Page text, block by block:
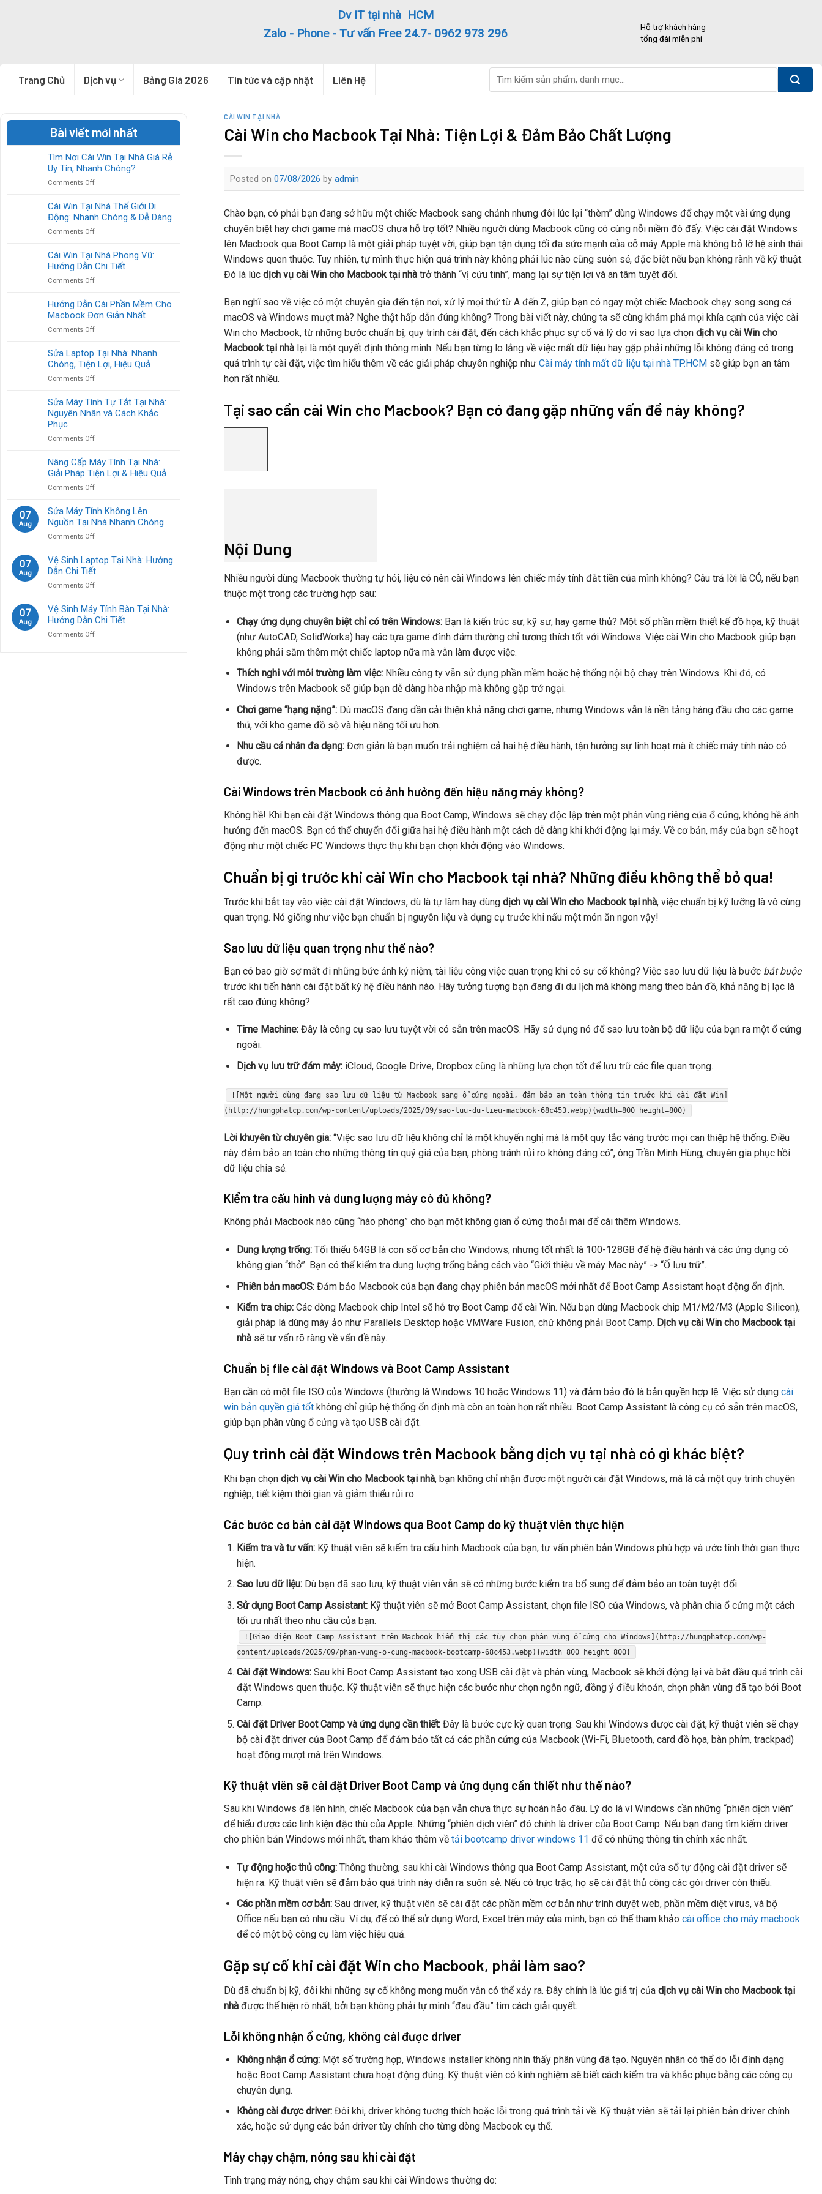
Dv IT tại nhà HCM
Zalo - Phone - Tư vấn Free 24.7- 0962 973 296
Hỗ trợ khách hàng
tổng đài miễn phí
Trang Chủ Dịch vụ Bảng Giá 2026 Tin tức và cập nhật Liên Hệ
for:
Bài viết mới nhất
Tìm Nơi Cài Win Tại Nhà Giá Rẻ
Uy Tín, Nhanh Chóng?
Comments Offon
Nơi
Cài
Giá
Rẻ
Uy
Chóng?
Cài Win Tại Nhà Thế Giới Di
Động: Nhanh Chóng & Dễ Dàng
Comments Offon
Win
Tại
Di
Động:
Nhanh
Dễ
Dàng
Cài Win Tại Nhà Phong Vũ:
Hướng Dẫn Chi Tiết
Comments Offon
Win
Tại
Nhà
Hướng
Dẫn
Chi
Hướng Dẫn Cài Phần Mềm Cho
Macbook Đơn Giản Nhất
Comments Offon
Dẫn
Cài
Phần
Macbook
Đơn
Sửa Laptop Tại Nhà: Nhanh
Chóng, Tiện Lợi, Hiệu Quả
Comments Offon
Laptop
Tại
Lợi,
Hiệu
Sửa Máy Tính Tự Tắt Tại Nhà:
Nguyên Nhân và Cách Khắc
Phục
Comments Offon
Máy
Tính
Tự
Nhà:
Nguyên
Nhân
Khắc
Phục
Nâng Cấp Máy Tính Tại Nhà:
Giải Pháp Tiện Lợi & Hiệu Quả
Comments Offon
Cấp
Máy
Giải
Pháp
Tiện
Hiệu
Quả
07
Aug
Sửa Máy Tính Không Lên
Nguồn Tại Nhà Nhanh Chóng
Comments Offon
Máy
Tính
Tại
Nhà
Nhanh
07
Aug
Vệ Sinh Laptop Tại Nhà: Hướng
Dẫn Chi Tiết
Comments Offon
Sinh
Laptop
07
Aug
Vệ Sinh Máy Tính Bàn Tại Nhà:
Hướng Dẫn Chi Tiết
Comments Offon
CÀI WIN TẠI NHÀ
Cài Win cho Macbook Tại Nhà: Tiện Lợi & Đảm Bảo Chất Lượng
Posted on 07/08/2026 by admin
Chào bạn, có phải bạn đang sở hữu một chiếc Macbook sang chảnh nhưng đôi lúc lại “thèm” dùng Windows để chạy một vài ứng dụng
chuyên biệt hay chơi game mà macOS chưa hỗ trợ tốt? Nhiều người dùng Macbook cũng có cùng nỗi niềm đó đấy. Việc cài đặt Windows
lên Macbook qua Boot Camp là một giải pháp tuyệt vời, giúp bạn tận dụng tối đa sức mạnh của cỗ máy Apple mà không bỏ lỡ hệ sinh thái
Windows quen thuộc. Tuy nhiên, tự mình thực hiện quá trình này không phải lúc nào cũng suôn sẻ, đặc biệt nếu bạn không rành về kỹ thuật.
Đó là lúc dịch vụ cài Win cho Macbook tại nhà trở thành “vị cứu tinh”, mang lại sự tiện lợi và an tâm tuyệt đối.
Bạn nghĩ sao về việc có một chuyên gia đến tận nơi, xử lý mọi thứ từ A đến Z, giúp bạn có ngay một chiếc Macbook chạy song song cả
macOS và Windows mượt mà? Nghe thật hấp dẫn đúng không? Trong bài viết này, chúng ta sẽ cùng khám phá mọi khía cạnh của việc cài
Win cho Macbook, từ những bước chuẩn bị, quy trình cài đặt, đến cách khắc phục sự cố và lý do vì sao lựa chọn dịch vụ cài Win cho
Macbook tại nhà lại là một quyết định thông minh. Nếu bạn từng lo lắng về việc mất dữ liệu hay gặp phải những lỗi không đáng có trong
quá trình tự cài đặt, việc tìm hiểu thêm về các giải pháp chuyên nghiệp như Cài máy tính mất dữ liệu tại nhà TP.HCM sẽ giúp bạn an tâm
hơn rất nhiều.
Tại sao cần cài Win cho Macbook? Bạn có đang gặp những vấn đề này không?
Nội Dung
Nhiều người dùng Macbook thường tự hỏi, liệu có nên cài Windows lên chiếc máy tính đắt tiền của mình không? Câu trả lời là CÓ, nếu bạn
thuộc một trong các trường hợp sau:
Chạy ứng dụng chuyên biệt chỉ có trên Windows:Bạn là kiến trúc sư, kỹ sư, hay game thủ? Một số phần mềm thiết kế đồ họa, kỹ thuật
(như AutoCAD, SolidWorks) hay các tựa game đình đám thường chỉ tương thích tốt với Windows. Việc cài Win cho Macbook giúp bạn
không phải sắm thêm một chiếc laptop nữa mà vẫn làm được việc.
Thích nghi với môi trường làm việc:Nhiều công ty vẫn sử dụng phần mềm hoặc hệ thống nội bộ chạy trên Windows. Khi đó, có
Windows trên Macbook sẽ giúp bạn dễ dàng hòa nhập mà không gặp trở ngại.
Chơi game “hạng nặng”:Dù macOS đang dần cải thiện khả năng chơi game, nhưng Windows vẫn là nền tảng hàng đầu cho các game
thủ, với kho game đồ sộ và hiệu năng tối ưu hơn.
Nhu cầu cá nhân đa dạng:Đơn giản là bạn muốn trải nghiệm cả hai hệ điều hành, tận hưởng sự linh hoạt mà ít chiếc máy tính nào có
được.
Cài Windows trên Macbook có ảnh hưởng đến hiệu năng máy không?
Không hề! Khi bạn cài đặt Windows thông qua Boot Camp, Windows sẽ chạy độc lập trên một phân vùng riêng của ổ cứng, không hề ảnh
hưởng đến macOS. Bạn có thể chuyển đổi giữa hai hệ điều hành một cách dễ dàng khi khởi động lại máy. Về cơ bản, máy của bạn sẽ hoạt
động như một chiếc PC Windows thực thụ khi bạn chọn khởi động vào Windows.
Chuẩn bị gì trước khi cài Win cho Macbook tại nhà? Những điều không thể bỏ qua!
Trước khi bắt tay vào việc cài đặt Windows, dù là tự làm hay dùng dịch vụ cài Win cho Macbook tại nhà, việc chuẩn bị kỹ lưỡng là vô cùng
quan trọng. Nó giống như việc bạn chuẩn bị nguyên liệu và dụng cụ trước khi nấu một món ăn ngon vậy!
Sao lưu dữ liệu quan trọng như thế nào?
Bạn có bao giờ sợ mất đi những bức ảnh kỷ niệm, tài liệu công việc quan trọng khi có sự cố không? Việc sao lưu dữ liệu là bước bắt buộc
trước khi tiến hành cài đặt bất kỳ hệ điều hành nào. Hãy tưởng tượng bạn đang đi du lịch mà không mang theo bản đồ, khả năng bị lạc là
rất cao đúng không?
Time Machine:Đây là công cụ sao lưu tuyệt vời có sẵn trên macOS. Hãy sử dụng nó để sao lưu toàn bộ dữ liệu của bạn ra một ổ cứng
ngoài.
Dịch vụ lưu trữ đám mây:iCloud, Google Drive, Dropbox cũng là những lựa chọn tốt để lưu trữ các file quan trọng.
![Một người dùng đang sao lưu dữ liệu từ Macbook sang ổ cứng ngoài, đảm bảo an toàn thông tin trước khi cài đặt Win]
(http://hungphatcp.com/wp-content/uploads/2025/09/sao-luu-du-lieu-macbook-68c453.webp){width=800 height=800}
Lời khuyên từ chuyên gia: “Việc sao lưu dữ liệu không chỉ là một khuyến nghị mà là một quy tắc vàng trước mọi can thiệp hệ thống. Điều
này đảm bảo an toàn cho những thông tin quý giá của bạn, phòng tránh rủi ro không đáng có”, ông Trần Minh Hùng, chuyên gia phục hồi
dữ liệu chia sẻ.
Kiểm tra cấu hình và dung lượng máy có đủ không?
Không phải Macbook nào cũng “hào phóng” cho bạn một không gian ổ cứng thoải mái để cài thêm Windows.
Dung lượng trống:Tối thiểu 64GB là con số cơ bản cho Windows, nhưng tốt nhất là 100-128GB để hệ điều hành và các ứng dụng có
không gian “thở”. Bạn có thể kiểm tra dung lượng trống bằng cách vào “Giới thiệu về máy Mac này” -> “Ổ lưu trữ”.
Phiên bản macOS:Đảm bảo Macbook của bạn đang chạy phiên bản macOS mới nhất để Boot Camp Assistant hoạt động ổn định.
Kiểm tra chip:Các dòng Macbook chip Intel sẽ hỗ trợ Boot Camp để cài Win. Nếu bạn dùng Macbook chip M1/M2/M3 (Apple Silicon),
giải pháp là dùng máy ảo như Parallels Desktop hoặc VMWare Fusion, chứ không phải Boot Camp. Dịch vụ cài Win cho Macbook tại
nhàsẽ tư vấn rõ ràng về vấn đề này.
Chuẩn bị file cài đặt Windows và Boot Camp Assistant
Bạn cần có một file ISO của Windows (thường là Windows 10 hoặc Windows 11) và đảm bảo đó là bản quyền hợp lệ. Việc sử dụng cài
win bản quyền giá tốt không chỉ giúp hệ thống ổn định mà còn an toàn hơn rất nhiều. Boot Camp Assistant là công cụ có sẵn trên macOS,
giúp bạn phân vùng ổ cứng và tạo USB cài đặt.
Quy trình cài đặt Windows trên Macbook bằng dịch vụ tại nhà có gì khác biệt?
Khi bạn chọn dịch vụ cài Win cho Macbook tại nhà, bạn không chỉ nhận được một người cài đặt Windows, mà là cả một quy trình chuyên
nghiệp, tiết kiệm thời gian và giảm thiểu rủi ro.
Các bước cơ bản cài đặt Windows qua Boot Camp do kỹ thuật viên thực hiện
Kiểm tra và tư vấn:Kỹ thuật viên sẽ kiểm tra cấu hình Macbook của bạn, tư vấn phiên bản Windows phù hợp và ước tính thời gian thực
hiện.
Sao lưu dữ liệu:Dù bạn đã sao lưu, kỹ thuật viên vẫn sẽ có những bước kiểm tra bổ sung để đảm bảo an toàn tuyệt đối.
Sử dụng Boot Camp Assistant:Kỹ thuật viên sẽ mở Boot Camp Assistant, chọn file ISO của Windows, và phân chia ổ cứng một cách
tối ưu nhất theo nhu cầu của bạn.
![Giao diện Boot Camp Assistant trên Macbook hiển thị các tùy chọn phân vùng ổ cứng cho Windows](http://hungphatcp.com/wp-
content/uploads/2025/09/phan-vung-o-cung-macbook-bootcamp-68c453.webp){width=800 height=800}
Cài đặt Windows:Sau khi Boot Camp Assistant tạo xong USB cài đặt và phân vùng, Macbook sẽ khởi động lại và bắt đầu quá trình cài
đặt Windows quen thuộc. Kỹ thuật viên sẽ thực hiện các bước như chọn ngôn ngữ, đồng ý điều khoản, chọn phân vùng đã tạo bởi Boot
Camp.
Cài đặt Driver Boot Camp và ứng dụng cần thiết:Đây là bước cực kỳ quan trọng. Sau khi Windows được cài đặt, kỹ thuật viên sẽ chạy
bộ cài đặt driver của Boot Camp để đảm bảo tất cả các phần cứng của Macbook (Wi-Fi, Bluetooth, card đồ họa, bàn phím, trackpad)
hoạt động mượt mà trên Windows.
Kỹ thuật viên sẽ cài đặt Driver Boot Camp và ứng dụng cần thiết như thế nào?
Sau khi Windows đã lên hình, chiếc Macbook của bạn vẫn chưa thực sự hoàn hảo đâu. Lý do là vì Windows cần những “phiên dịch viên”
để hiểu được các linh kiện đặc thù của Apple. Những “phiên dịch viên” đó chính là driver của Boot Camp. Nếu bạn đang tìm kiếm driver
cho phiên bản Windows mới nhất, tham khảo thêm về tải bootcamp driver windows 11 để có những thông tin chính xác nhất.
Tự động hoặc thủ công:Thông thường, sau khi cài Windows thông qua Boot Camp Assistant, một cửa sổ tự động cài đặt driver sẽ
hiện ra. Kỹ thuật viên sẽ đảm bảo quá trình này diễn ra suôn sẻ. Nếu có trục trặc, họ sẽ cài đặt thủ công các gói driver còn thiếu.
Các phần mềm cơ bản:Sau driver, kỹ thuật viên sẽ cài đặt các phần mềm cơ bản như trình duyệt web, phần mềm diệt virus, và bộ
Office nếu bạn có nhu cầu. Ví dụ, để có thể sử dụng Word, Excel trên máy của mình, bạn có thể tham khảo cài office cho máy macbook
để có một bộ công cụ làm việc hiệu quả.
Gặp sự cố khi cài đặt Win cho Macbook, phải làm sao?
Dù đã chuẩn bị kỹ, đôi khi những sự cố không mong muốn vẫn có thể xảy ra. Đây chính là lúc giá trị của dịch vụ cài Win cho Macbook tại
nhà được thể hiện rõ nhất, bởi bạn không phải tự mình “đau đầu” tìm cách giải quyết.
Lỗi không nhận ổ cứng, không cài được driver
Không nhận ổ cứng:Một số trường hợp, Windows installer không nhìn thấy phân vùng đã tạo. Nguyên nhân có thể do lỗi định dạng
hoặc Boot Camp Assistant chưa hoạt động đúng. Kỹ thuật viên có kinh nghiệm sẽ biết cách kiểm tra và khắc phục bằng các công cụ
chuyên dụng.
Không cài được driver:Đôi khi, driver không tương thích hoặc lỗi trong quá trình tải về. Kỹ thuật viên sẽ tải lại phiên bản driver chính
xác, hoặc sử dụng các bản driver tùy chỉnh cho từng dòng Macbook cụ thể.
Máy chạy chậm, nóng sau khi cài đặt
Tình trạng máy nóng, chạy chậm sau khi cài Windows thường do: